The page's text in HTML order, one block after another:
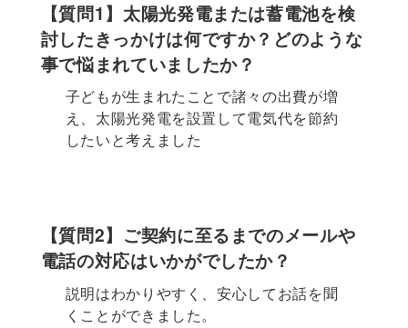
【質問1】太陽光発電または蓄電池を検
討したきっかけは何ですか？どのような
事で悩まれていましたか？
子どもが生まれたことで諸々の出費が増
え、太陽光発電を設置して電気代を節約
したいと考えました
【質問2】ご契約に至るまでのメールや
電話の対応はいかがでしたか？
説明はわかりやすく、安心してお話を聞
くことができました。